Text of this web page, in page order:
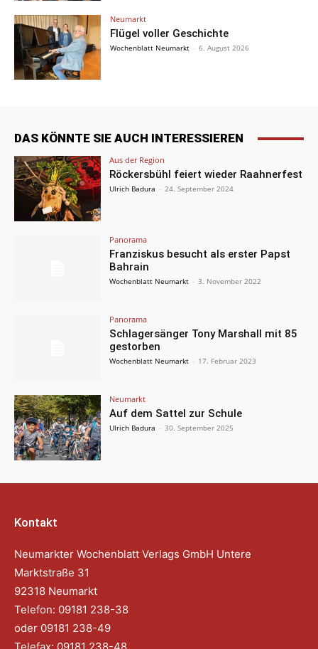
Neumarkt
Flügel voller Geschichte
Wochenblatt Neumarkt - 6. August 2026
DAS KÖNNTE SIE AUCH INTERESSIEREN
Aus der Region
Röckersbühl feiert wieder Raahnerfest
Ulrich Badura - 24. September 2024
Panorama
Franziskus besucht als erster Papst
Bahrain
Wochenblatt Neumarkt - 3. November 2022
Panorama
Schlagersänger Tony Marshall mit 85
gestorben
Wochenblatt Neumarkt - 17. Februar 2023
Neumarkt
Auf dem Sattel zur Schule
Ulrich Badura - 30. September 2025
Kontakt
Neumarkter Wochenblatt Verlags GmbH Untere
Marktstraße 31
92318 Neumarkt
Telefon: 09181 238-38
oder 09181 238-49
Telefax: 09181 238-48